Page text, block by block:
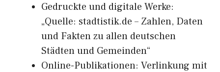
Gedruckte und digitale Werke:
„Quelle: stadtistik.de – Zahlen, Daten
und Fakten zu allen deutschen
Städten und Gemeinden“
Online-Publikationen: Verlinkung mit